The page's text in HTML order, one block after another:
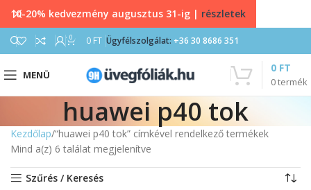
0 0 FT Ügyfélszolgálat: +36 30 8686 351
MENÜ
0termék
0 FT
huawei p40 tok
Kezdőlap “huawei p40 tok” címkével rendelkező termékek
Mind a(z) 6 találat megjelenítve
Szűrés / Keresés
10-20% kedvezmény augusztus 31-ig | részletek